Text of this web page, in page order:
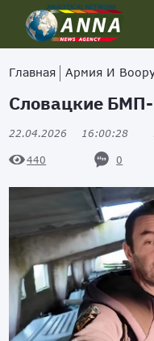
Главная Армия И
Словацкие
22.04.2026 16:00:28
440 0